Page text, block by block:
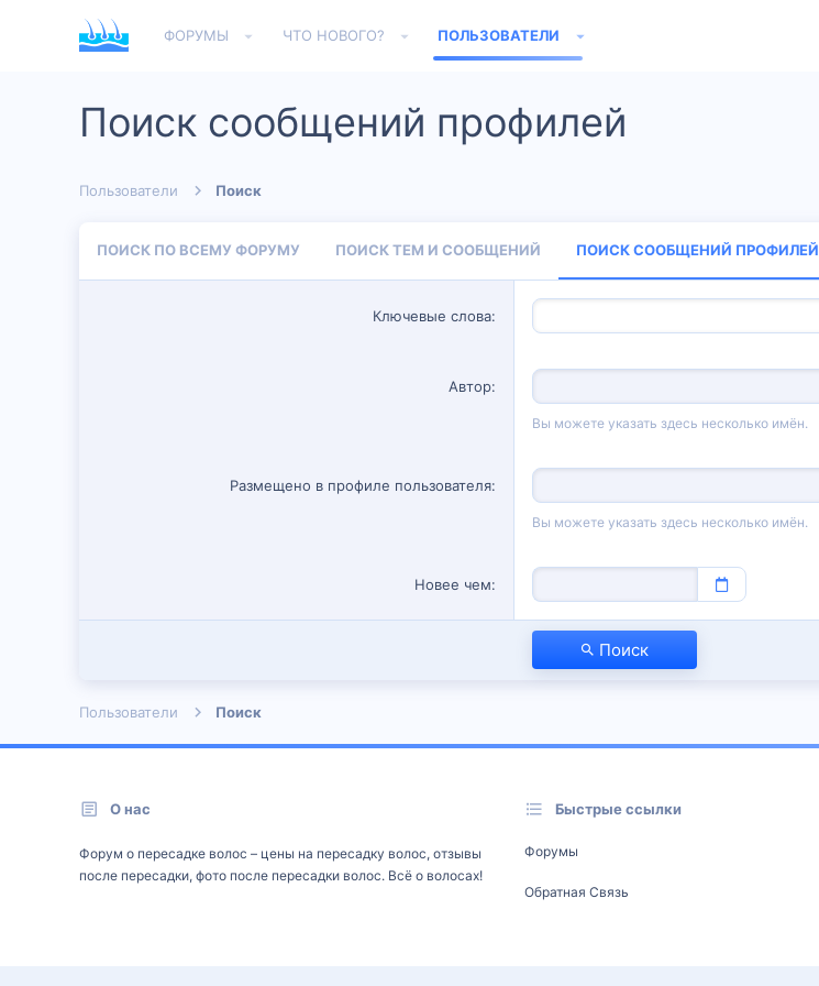
ФОРУМЫ ЧТО НОВОГО? ПОЛЬЗОВАТЕЛИ
Поиск сообщений профилей
Пользователи Поиск
ПОИСК ПО ВСЕМУ ФОРУМУ ПОИСК ТЕМ И СООБЩЕНИЙ ПОИСК СООБЩЕНИЙ ПРОФИЛЕЙ
Ключевые слова
Автор
Вы можете указать здесь несколько имён.
Размещено в профиле пользователя
Вы можете указать здесь несколько имён.
Новее чем
Поиск
Пользователи Поиск
О нас
Форум о пересадке волос – цены на пересадку волос, отзывы
после пересадки, фото после пересадки волос. Всё о волосах!
Быстрые ссылки
Форумы
Обратная Связь